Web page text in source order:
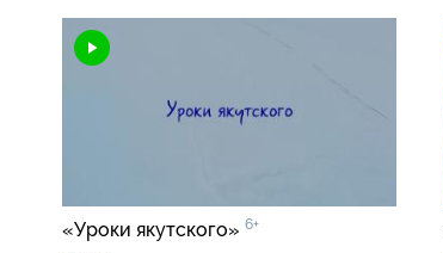
«Уроки якутского» 6+